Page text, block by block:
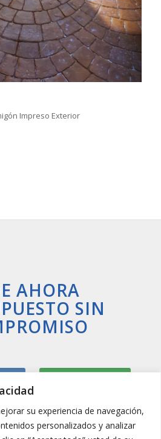
su experiencia de navegación,
personalizados y analizar
AHORA
SIN